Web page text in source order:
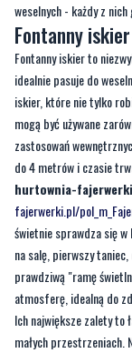
weselnych - każdy z
Fontanny iskier
Fontanny iskier to
idealnie pasuje do
iskier, które nie tylko
mogą być używane
zastosowań
do 4 metrów i czasie
hurtownia-
fajerwerki.pl/
świetnie sprawdza się w
na salę, pierwszy
prawdziwą "ramę
atmosferę, idealną do
Ich największe zalety to
małych przestrzeniach.